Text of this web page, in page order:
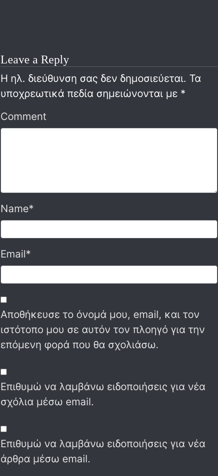
Leave a Reply
Η ηλ. διεύθυνση σας δεν δημοσιεύεται. Τα
υποχρεωτικά πεδία σημειώνονται με *
Comment
Name*
Email*
Αποθήκευσε το όνομά μου, email, και τον
ιστότοπο μου σε αυτόν τον πλοηγό για την
επόμενη φορά που θα σχολιάσω.
Επιθυμώ να λαμβάνω ειδοποιήσεις για νέα
σχόλια μέσω email.
Επιθυμώ να λαμβάνω ειδοποιήσεις για νέα
άρθρα μέσω email.